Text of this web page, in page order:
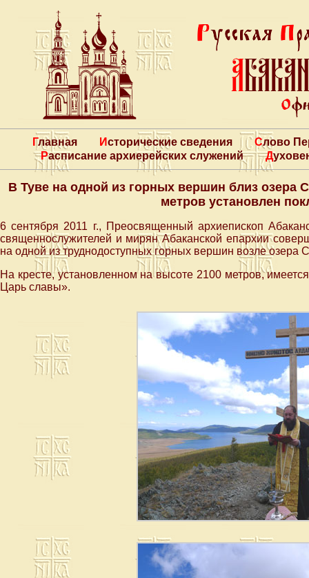
Главная Исторические сведения
Слово
Расписание архиерейских служений
В Туве на одной из горных вершин близ озера
метров установлен
6 сентября 2011 г., Преосвященный архиепископ
священнослужителей и мирян Абаканской епархии
на одной из труднодоступных горных вершин возле озера
На кресте, установленном на высоте 2100 метров,
Царь славы».